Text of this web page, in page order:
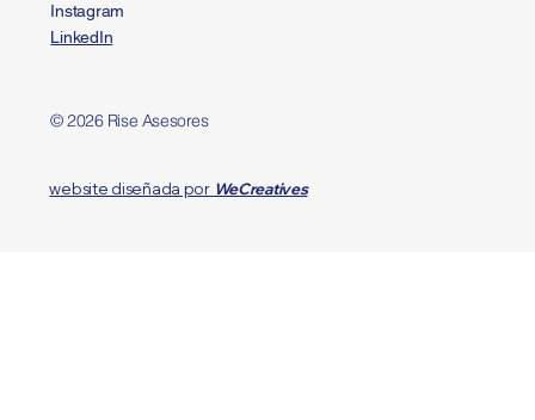
Instagram
LinkedIn
© 2026 Rise Asesores
website diseñada por WeCreatives